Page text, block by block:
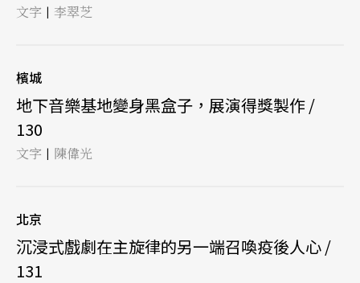
文字 | 李翠芝
檳城
地下音樂基地變身黑盒子，展演得獎製作 /
130
文字 | 陳偉光
北京
沉浸式戲劇在主旋律的另一端召喚疫後人心 /
131